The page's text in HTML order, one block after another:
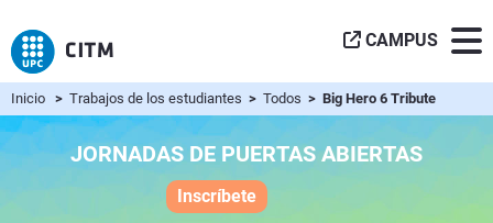
CAMPUS
Inicio > Trabajos de los estudiantes > Todos > Big Hero 6 Tribute
JORNADAS DE PUERTAS ABIERTAS
Inscríbete